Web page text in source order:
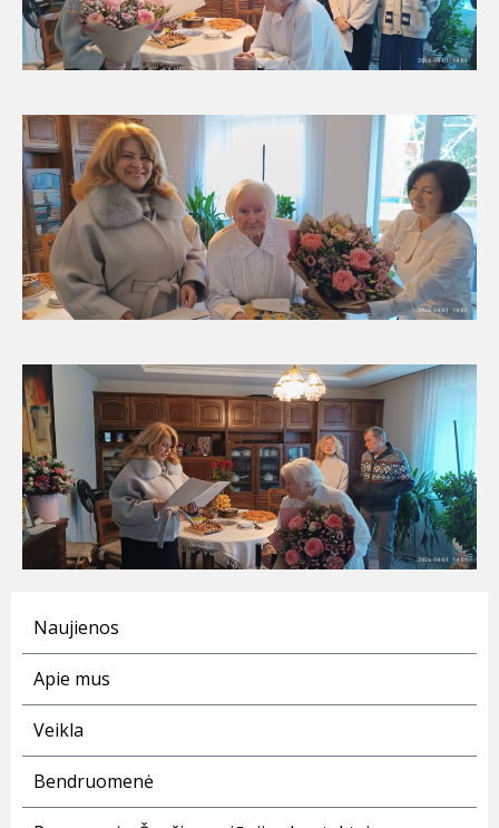
Naujienos
Apie mus
Veikla
Bendruomenė